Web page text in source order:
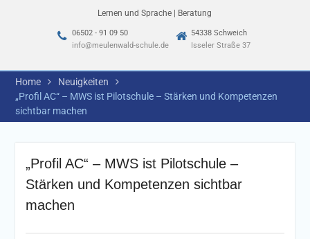
Lernen und Sprache | Beratung
06502 - 91 09 50
info@meulenwald-schule.de
54338 Schweich
Isseler Straße 37
Home
Neuigkeiten
„Profil AC“ – MWS ist Pilotschule – Stärken und Kompetenzen
sichtbar machen
„Profil AC“ – MWS ist Pilotschule –
Stärken und Kompetenzen sichtbar
machen